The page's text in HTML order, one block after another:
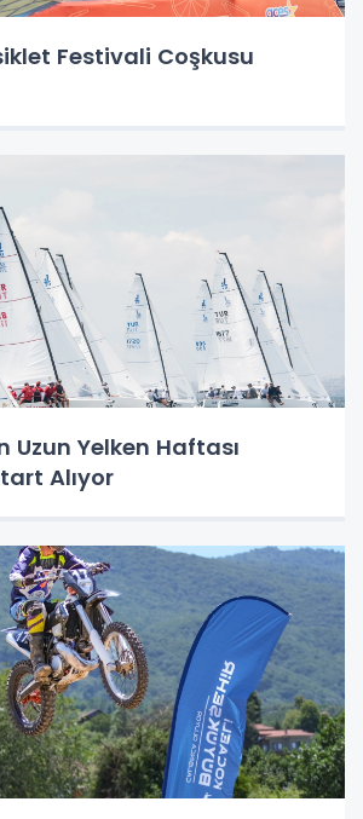
Festivali Coşkusu
Uzun Yelken Haftası
Alıyor